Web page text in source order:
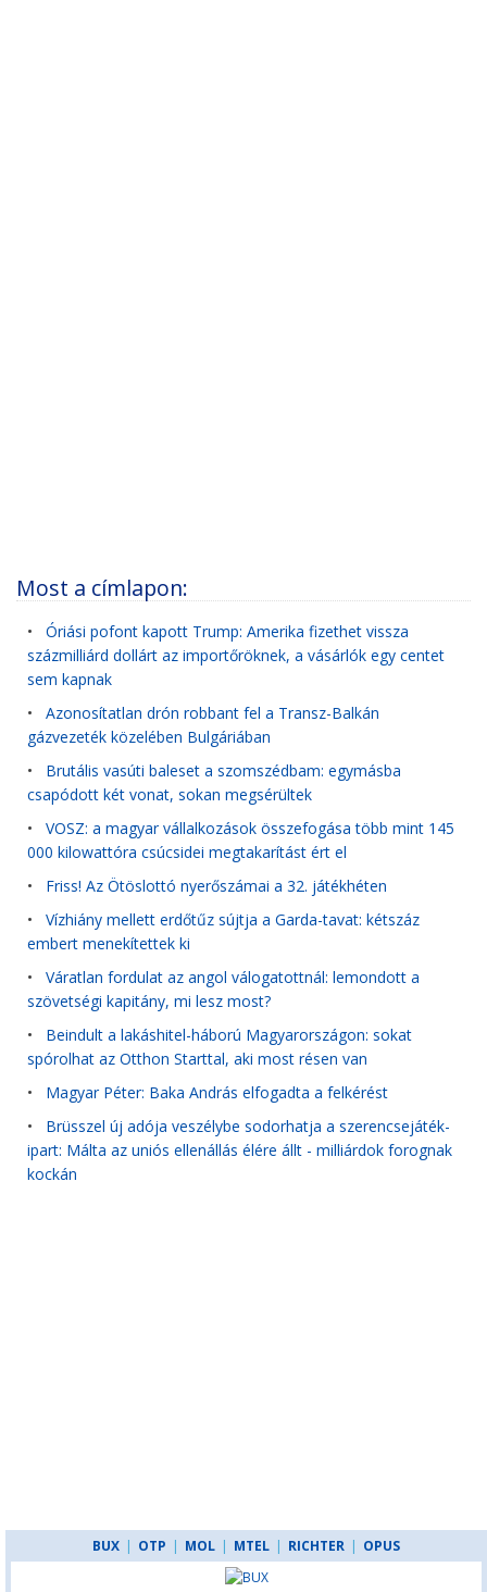
Most a címlapon:
• Óriási pofont kapott Trump: Amerika fizethet vissza
százmilliárd dollárt az importőröknek, a vásárlók egy centet
sem kapnak
• Azonosítatlan drón robbant fel a Transz-Balkán
gázvezeték közelében Bulgáriában
• Brutális vasúti baleset a szomszédbam: egymásba
csapódott két vonat, sokan megsérültek
• VOSZ: a magyar vállalkozások összefogása több mint 145
000 kilowattóra csúcsidei megtakarítást ért el
• Friss! Az Ötöslottó nyerőszámai a 32. játékhéten
• Vízhiány mellett erdőtűz sújtja a Garda-tavat: kétszáz
embert menekítettek ki
• Váratlan fordulat az angol válogatottnál: lemondott a
szövetségi kapitány, mi lesz most?
• Beindult a lakáshitel-háború Magyarországon: sokat
spórolhat az Otthon Starttal, aki most résen van
• Magyar Péter: Baka András elfogadta a felkérést
• Brüsszel új adója veszélybe sodorhatja a szerencsejáték-
ipart: Málta az uniós ellenállás élére állt - milliárdok forognak
kockán
BUX | OTP | MOL | MTEL | RICHTER | OPUS